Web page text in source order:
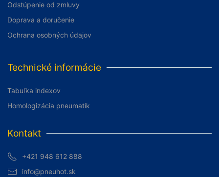
Odstúpenie od zmluvy
Doprava a doručenie
Ochrana osobných údajov
Technické informácie
Tabuľka indexov
Homologizácia pneumatík
Kontakt
+421 948 612 888
info@pneuhot.sk